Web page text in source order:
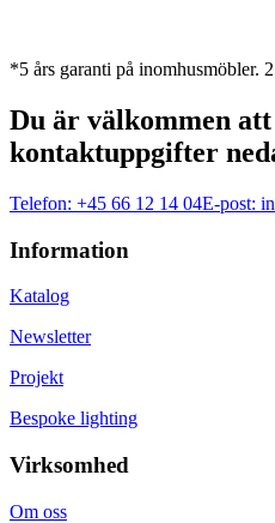
*5 års garanti på inomhusmöbler.
Du är välkommen att
kontaktuppgifter
Telefon: +45 66 12 14 04E-post:
Information
Katalog
Newsletter
Projekt
Bespoke lighting
Virksomhed
Om oss